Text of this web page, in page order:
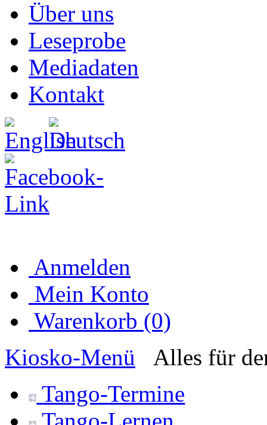
Über uns
Leseprobe
Mediadaten
Kontakt
Anmelden
Mein Konto
Warenkorb (0)
Kiosko-Menü
Alles für
Tango-Termine